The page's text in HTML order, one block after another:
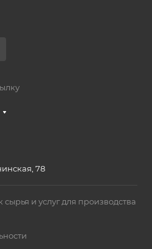
78
и услуг для производства